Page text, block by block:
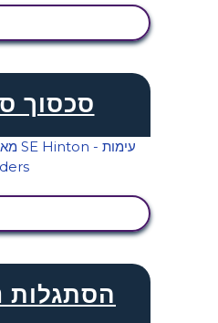
סכסוך
הסתגלות